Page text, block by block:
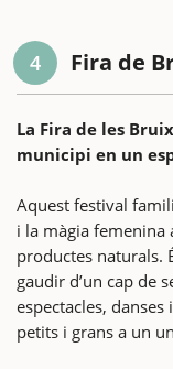
4 Fira de
La Fira de les
municipi en un
Aquest festival
i la màgia femenina
productes naturals.
gaudir d’un cap de
espectacles,
petits i grans a un